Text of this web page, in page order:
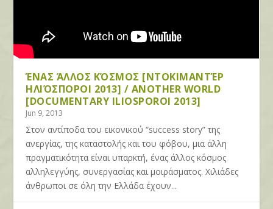
ΈΝΑΣ ΆΛΛΟΣ ΚΌΣΜΟΣ [ΝΤΟΚΙΜΑΝΤΈΡ
ΗΛΙΌΣΠΟΡΟΙ 2013] / ANOTHER WORLD
[DOCUMENTARY ILIOSPOROI 2013]
Jun 9, 2013
Στον αντίποδα του εικονικού “success story” της
ανεργίας, της καταστολής και του φόβου, μια άλλη
πραγματικότητα είναι υπαρκτή, ένας άλλος κόσμος
αλληλεγγύης, συνεργασίας και μοιράσματος. Χιλιάδες
άνθρωποι σε όλη την Ελλάδα έχουν...